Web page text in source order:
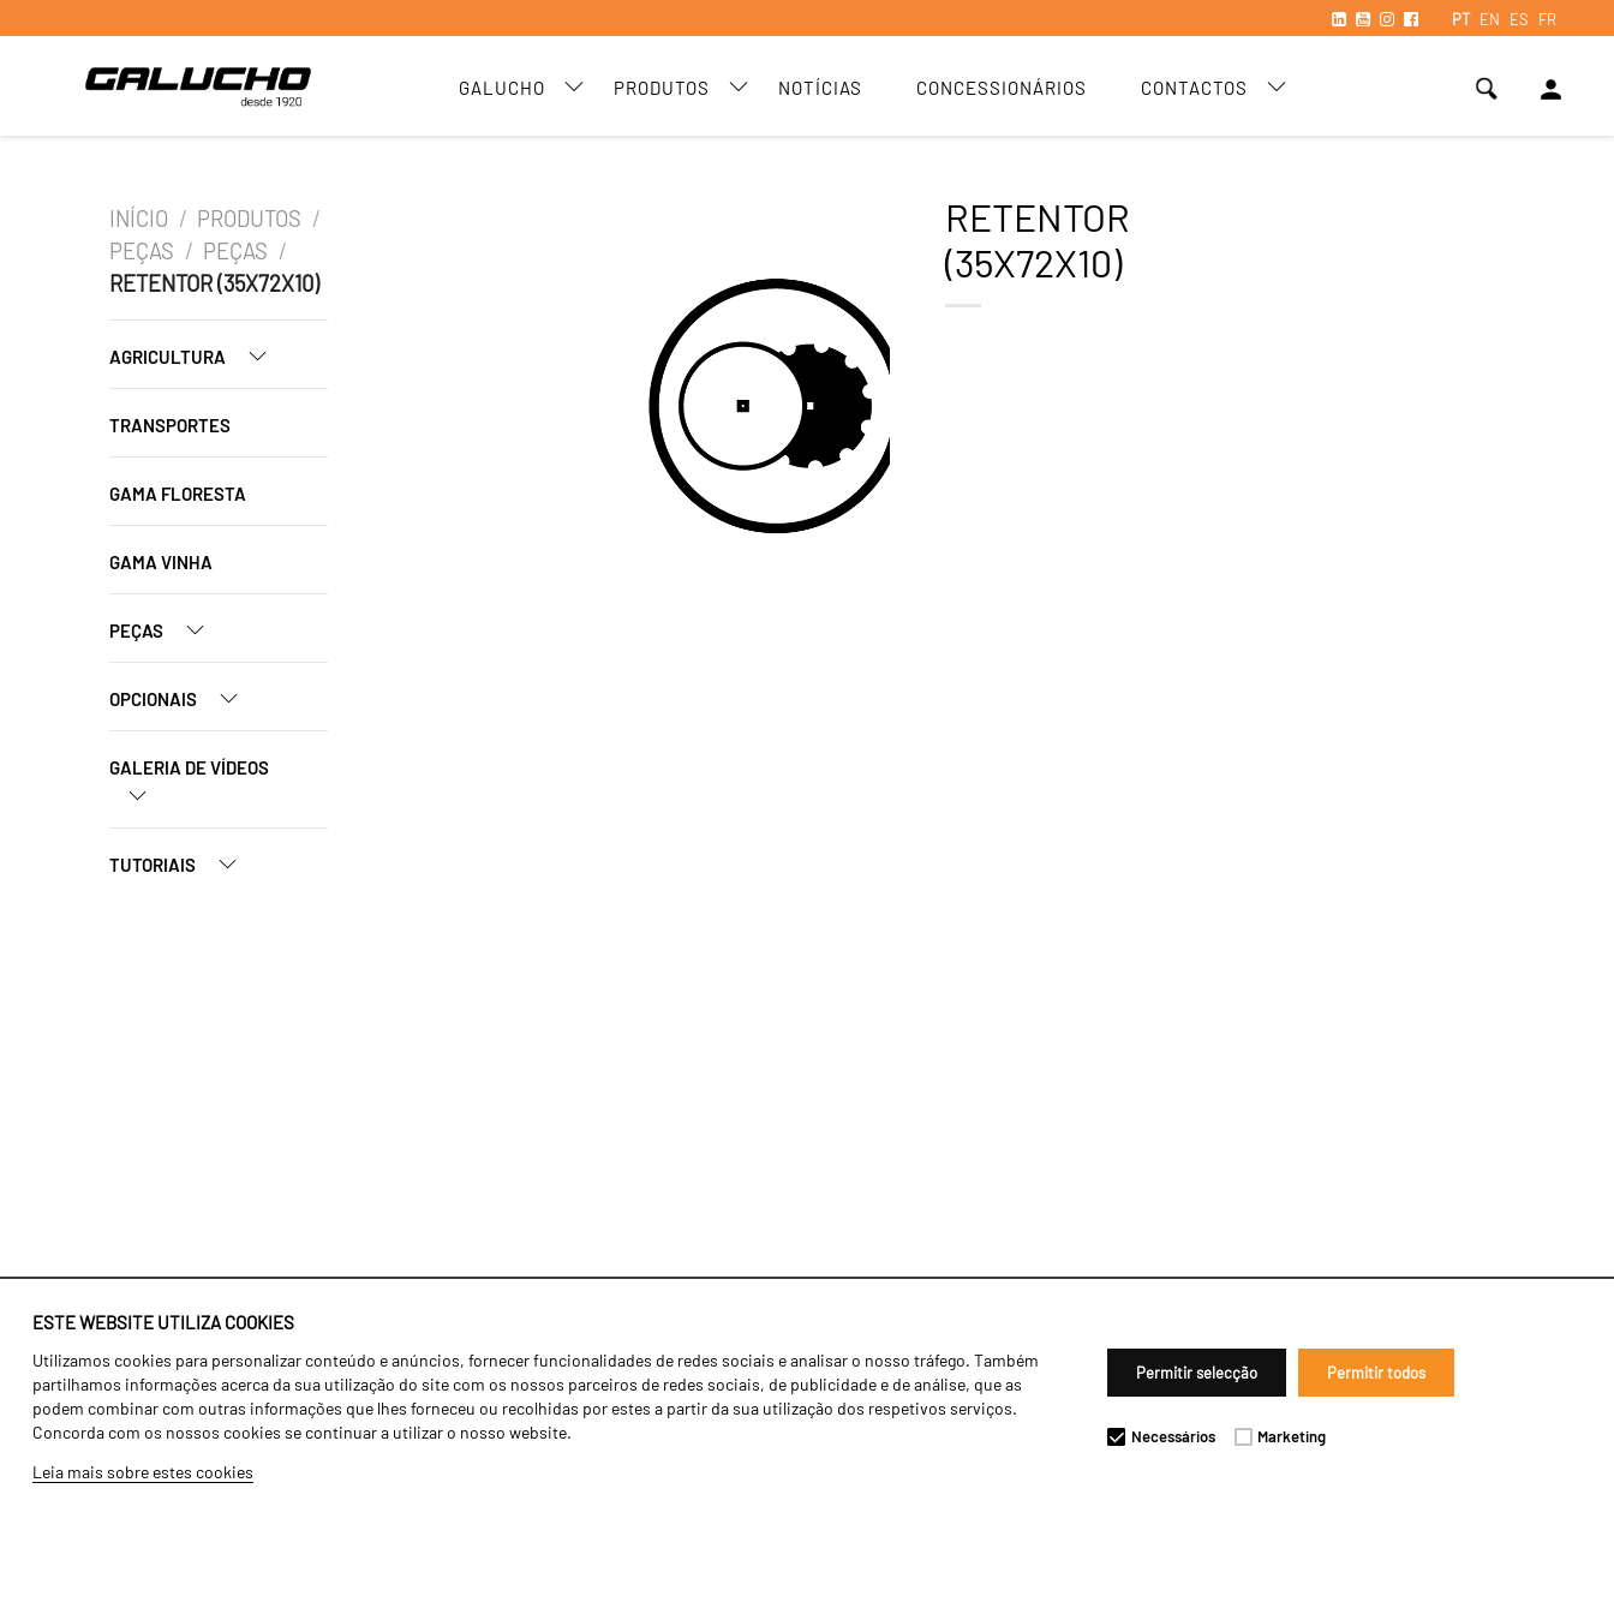
PT EN ES FR
GALUCHO PRODUTOS NOTÍCIAS CONCESSIONÁRIOS CONTACTOS person
ESTE WEBSITE UTILIZA COOKIES
Utilizamos cookies para personalizar conteúdo e anúncios, fornecer funcionalidades de redes sociais e analisar o nosso tráfego. Também
partilhamos informações acerca da sua utilização do site com os nossos parceiros de redes sociais, de publicidade e de análise, que as
podem combinar com outras informações que lhes forneceu ou recolhidas por estes a partir da sua utilização dos respetivos serviços.
Concorda com os nossos cookies se continuar a utilizar o nosso website.
Leia mais sobre estes cookies
Permitir selecção Permitir todos
Necessários Marketing
INÍCIO / PRODUTOS /
PEÇAS / PEÇAS /
RETENTOR (35X72X10)
AGRICULTURA
TRANSPORTES
GAMA FLORESTA
GAMA VINHA
PEÇAS
OPCIONAIS
GALERIA DE VÍDEOS
TUTORIAIS
RETENTOR
(35X72X10)
Identidade
História
Fábrica / Produção
Recursos Humanos
Agricultura
Transportes
Gama Floresta
Notícias
Concessionários